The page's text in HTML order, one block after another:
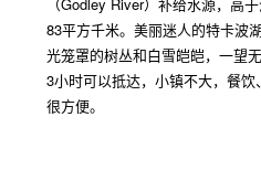
83平方千米。美丽迷人的特卡波
光笼罩的树丛和白雪皑皑，一望
3小时可以抵达，小镇不大，餐饮
很方便。